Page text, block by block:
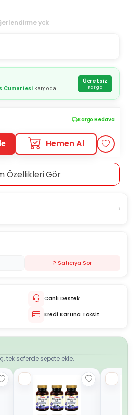
yok
Cumartesi kargoda
Ücretsiz
Kargo
Kargo Bedava
Hemen Al
Özellikleri Gör
›
? Satıcıya Sor
Canlı Destek
Kredi Kartına Taksit
tek seferde sepete ekle.